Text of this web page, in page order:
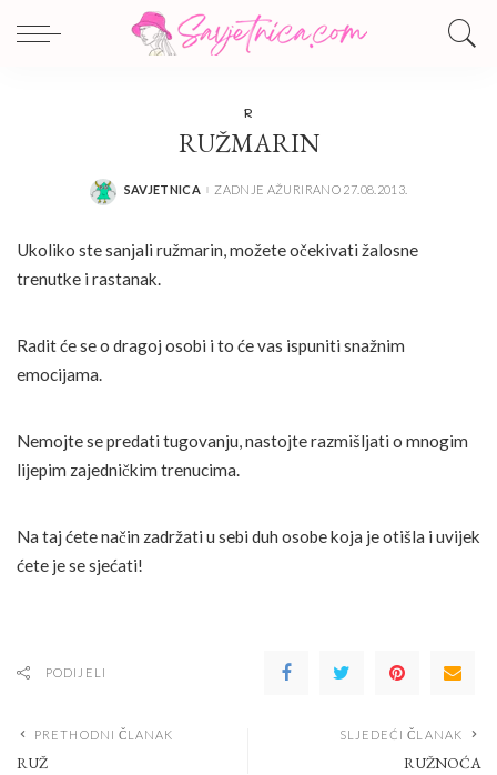
R
RUŽMARIN
POSTED
SAVJETNICA ZADNJE AŽURIRANO 27.08.2013.
Ukoliko ste sanjali ružmarin, možete očekivati žalosne
trenutke i rastanak.
Radit će se o dragoj osobi i to će vas ispuniti snažnim
emocijama.
Nemojte se predati tugovanju, nastojte razmišljati o mnogim
lijepim zajedničkim trenucima.
Na taj ćete način zadržati u sebi duh osobe koja je otišla i uvijek
ćete je se sjećati!
PODIJELI
PRETHODNI ČLANAK
RUŽ
SLJEDEĆI ČLANAK
RUŽNOĆA